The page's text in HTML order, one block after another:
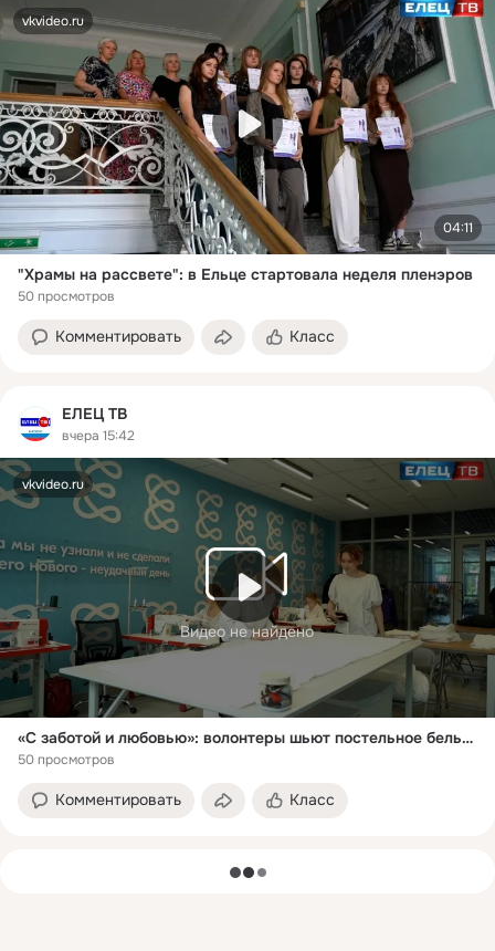
04:11
vkvideo.ru
"Храмы на рассвете": в Ельце стартовала неделя пленэров
50 просмотров
Комментировать Класс
ЕЛЕЦ ТВ
вчера 15:42
vkvideo.ru
Видео не найдено
«С заботой и любовью»: волонтеры шьют постельное белье для бойцов СВО
50 просмотров
Комментировать Класс